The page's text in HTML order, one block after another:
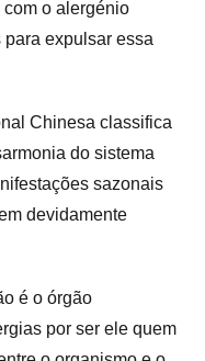
o alergénio
expulsar essa
Chinesa classifica
do sistema
sazonais
devidamente
é o órgão
por ser ele quem